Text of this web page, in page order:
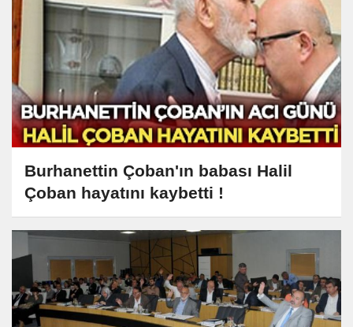
Burhanettin Çoban'ın babası Halil
Çoban hayatını kaybetti !